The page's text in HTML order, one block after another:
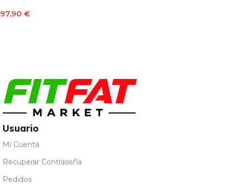
97,90 €
Usuario
Mi Cuenta
Recuperar Contraseña
Pedidos